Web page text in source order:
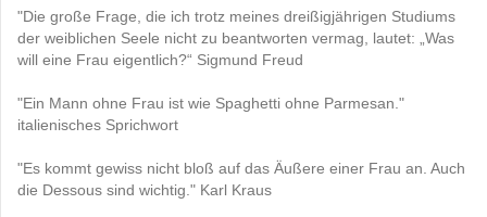
"Die große Frage, die ich trotz meines dreißigjährigen Studiums
der weiblichen Seele nicht zu beantworten vermag, lautet: „Was
will eine Frau eigentlich?“ Sigmund Freud
"Ein Mann ohne Frau ist wie Spaghetti ohne Parmesan."
italienisches Sprichwort
"Es kommt gewiss nicht bloß auf das Äußere einer Frau an. Auch
die Dessous sind wichtig." Karl Kraus